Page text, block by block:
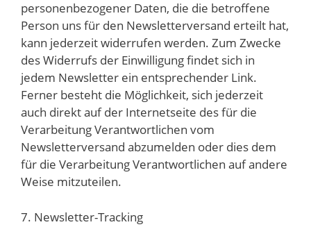
personenbezogener Daten, die die betroffene
Person uns für den Newsletterversand erteilt hat,
kann jederzeit widerrufen werden. Zum Zwecke
des Widerrufs der Einwilligung findet sich in
jedem Newsletter ein entsprechender Link.
Ferner besteht die Möglichkeit, sich jederzeit
auch direkt auf der Internetseite des für die
Verarbeitung Verantwortlichen vom
Newsletterversand abzumelden oder dies dem
für die Verarbeitung Verantwortlichen auf andere
Weise mitzuteilen.
7. Newsletter-Tracking